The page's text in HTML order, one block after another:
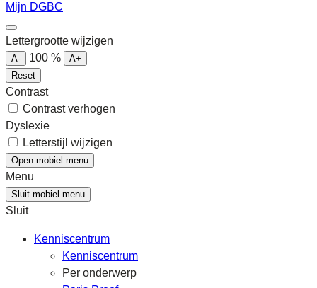
Mijn DGBC
Lettergrootte wijzigen
A- 100 %
A+
Reset
Contrast
Contrast verhogen
Dyslexie
Letterstijl wijzigen
Open mobiel menu
Menu
Sluit mobiel menu
Sluit
Kenniscentrum
Kenniscentrum
Per onderwerp